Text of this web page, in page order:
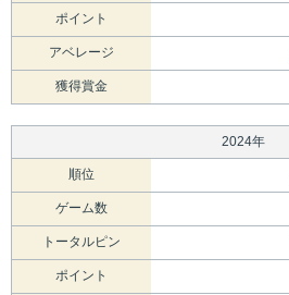
ポイント
アベレージ
獲得賞金
2024年
順位
ゲーム数
トータルピン
ポイント